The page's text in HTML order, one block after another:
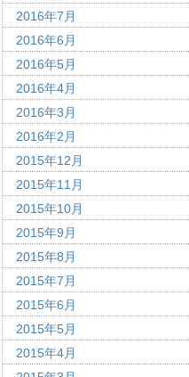
2016年7月
2016年6月
2016年5月
2016年4月
2016年3月
2016年2月
2015年12月
2015年11月
2015年10月
2015年9月
2015年8月
2015年7月
2015年6月
2015年5月
2015年4月